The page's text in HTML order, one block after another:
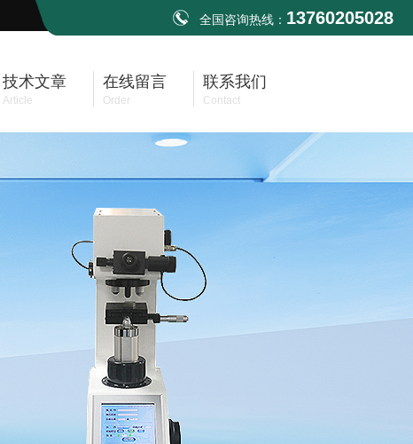
全国咨询热线： 13760205028
技术文章
Article
在线留言
Order
联系我们
Contact